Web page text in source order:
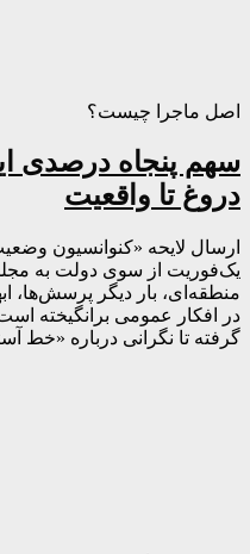
اصل ماجرا چیست؟
سهم پنجاه درصدی
دروغ تا واقعیت
ارسال لایحه «کنوانسیون
یک‌فوریت از سوی دولت به
منطقه‌ای، بار دیگر پرسش‌ها،
گرفته تا نگرانی درباره «خط